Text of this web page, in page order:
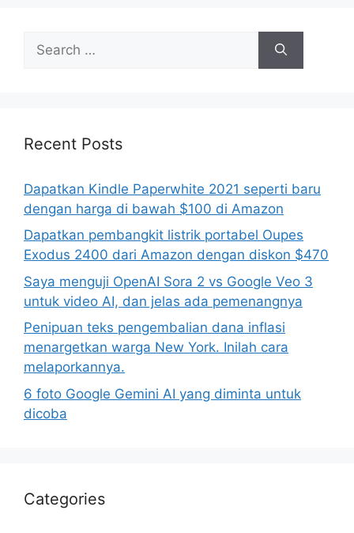
for:
Recent Posts
Dapatkan Kindle Paperwhite 2021 seperti baru
dengan harga di bawah $100 di Amazon
Dapatkan pembangkit listrik portabel Oupes
Exodus 2400 dari Amazon dengan diskon $470
Saya menguji OpenAI Sora 2 vs Google Veo 3
untuk video AI, dan jelas ada pemenangnya
Penipuan teks pengembalian dana inflasi
menargetkan warga New York. Inilah cara
melaporkannya.
6 foto Google Gemini AI yang diminta untuk
dicoba
Categories